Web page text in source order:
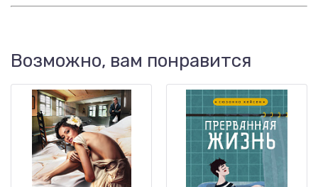
Возможно, вам понравится